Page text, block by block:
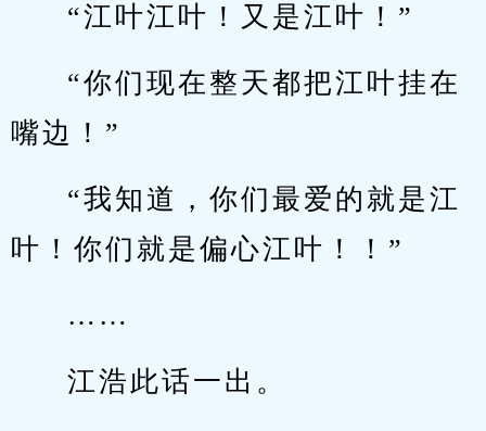
“江叶江叶！又是江叶！”
“你们现在整天都把江叶挂在
嘴边！”
“我知道，你们最爱的就是江
叶！你们就是偏心江叶！！”
……
江浩此话一出。